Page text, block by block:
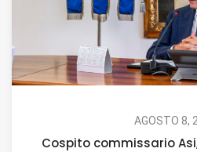
AGOSTO 8,
Cospito commissario